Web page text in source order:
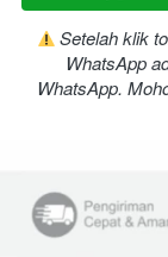
Setelah klik
WhatsApp
WhatsApp.